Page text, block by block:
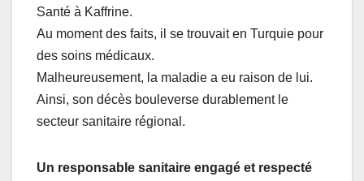
Santé à Kaffrine.
Au moment des faits, il se trouvait en Turquie pour
des soins médicaux.
Malheureusement, la maladie a eu raison de lui.
Ainsi, son décès bouleverse durablement le
secteur sanitaire régional.
Un responsable sanitaire engagé et respecté